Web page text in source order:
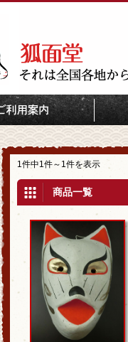
1件中1件～1件を表示
商品一覧